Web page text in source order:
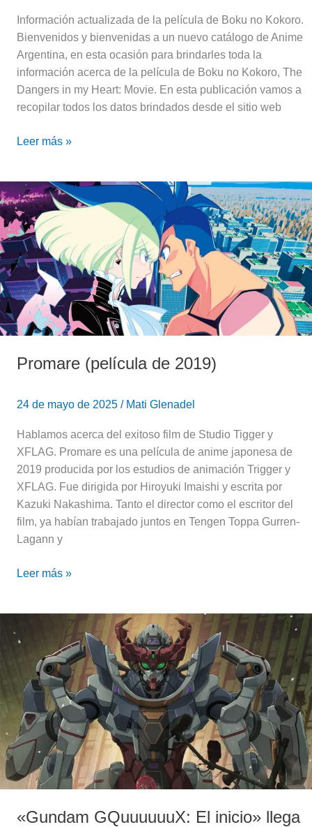
Información actualizada de la película de Boku no Kokoro.
Bienvenidos y bienvenidas a un nuevo catálogo de Anime
Argentina, en esta ocasión para brindarles toda la
información acerca de la película de Boku no Kokoro, The
Dangers in my Heart: Movie. En esta publicación vamos a
recopilar todos los datos brindados desde el sitio web
Leer más »
Promare (película de 2019)
24 de mayo de 2025 / Mati Glenadel
Hablamos acerca del exitoso film de Studio Tigger y
XFLAG. Promare es una película de anime japonesa de
2019 producida por los estudios de animación Trigger y
XFLAG. Fue dirigida por Hiroyuki Imaishi y escrita por
Kazuki Nakashima. Tanto el director como el escritor del
film, ya habían trabajado juntos en Tengen Toppa Gurren-
Lagann y
Promare
(película
de
2019)
Leer más »
«Gundam GQuuuuuuX: El inicio» llega
GQuuuuuuX:
inicio»
llega
a
Chile,
México,
Argentina,
Perú
más